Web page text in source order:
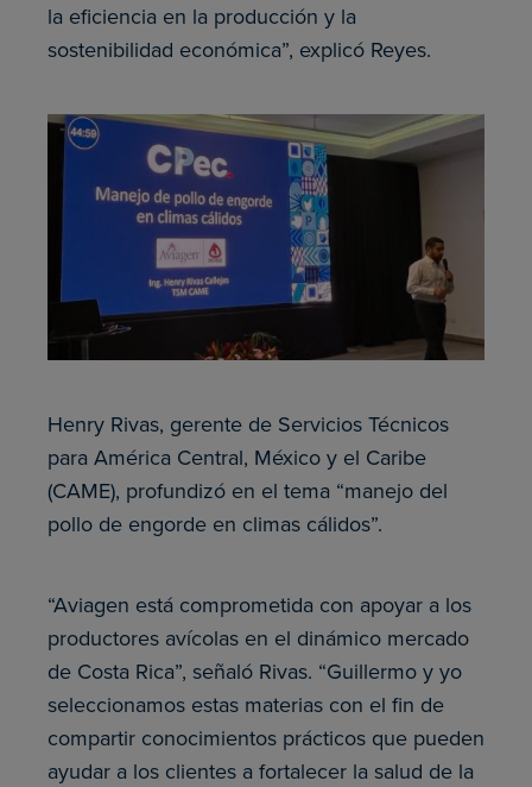
la eficiencia en la producción y la
sostenibilidad económica”, explicó Reyes.
Henry Rivas, gerente de Servicios Técnicos
para América Central, México y el Caribe
(CAME), profundizó en el tema “manejo del
pollo de engorde en climas cálidos”.
“Aviagen está comprometida con apoyar a los
productores avícolas en el dinámico mercado
de Costa Rica”, señaló Rivas. “Guillermo y yo
seleccionamos estas materias con el fin de
compartir conocimientos prácticos que pueden
ayudar a los clientes a fortalecer la salud de la